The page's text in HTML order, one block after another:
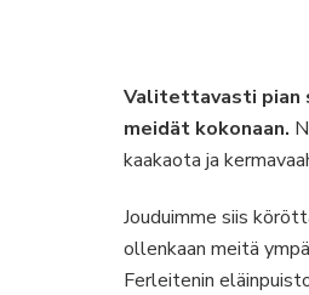
Valitettavasti pian
meidät kokonaan.
kaakaota ja
Jouduimme siis
ollenkaan meitä
Ferleitenin